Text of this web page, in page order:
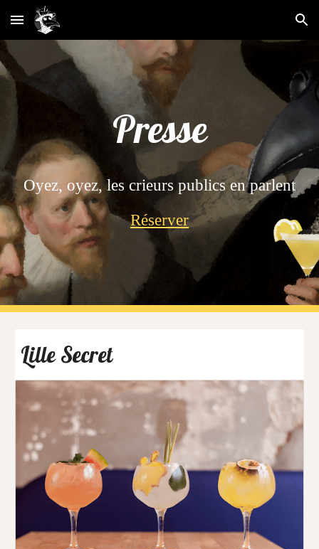
Skip to main content Skip to navigation
Presse
Oyez, oyez, les crieurs publics en parlent
Réserver
Lille Secret